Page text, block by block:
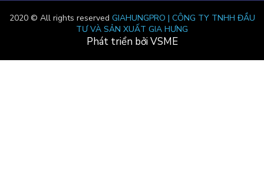
2020 © All rights reserved GIAHUNGPRO | CÔNG TY TNHH ĐẦU
TƯ VÀ SẢN XUẤT GIA HƯNG
Phát triển bởi VSME